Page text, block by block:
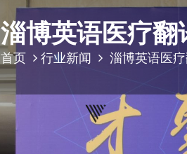
淄博英语医疗翻
首页 行业新闻 淄博英语医